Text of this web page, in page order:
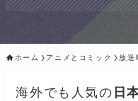
ホーム アニメとコミック 放送
海外でも人気の 日